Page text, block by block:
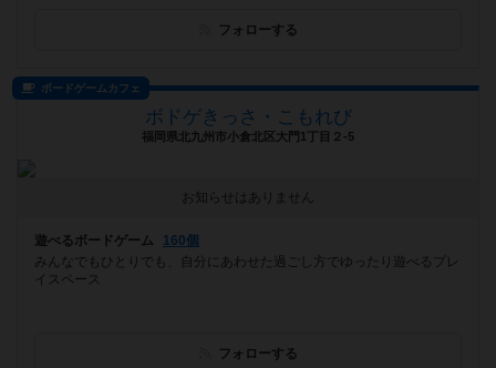
フォローする
ボードゲームカフェ
ボドゲきっさ・こもれび
福岡県北九州市小倉北区大門1丁目２-5
お知らせはありません
遊べるボードゲーム
160個
みんなでもひとりでも、自分にあわせた過ごし方でゆったり遊べるプレ
イスペース
フォローする